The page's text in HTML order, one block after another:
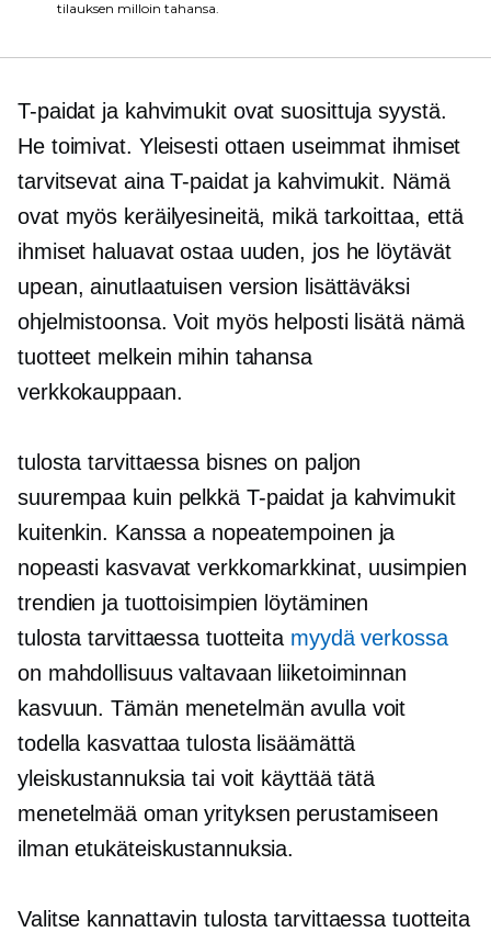
tilauksen milloin tahansa.
T-paidat ja kahvimukit ovat suosittuja syystä.
He toimivat. Yleisesti ottaen useimmat ihmiset
tarvitsevat ainaT-paidatja kahvimukit. Nämä
ovat myös keräilyesineitä, mikä tarkoittaa, että
ihmiset haluavat ostaa uuden, jos he löytävät
upean, ainutlaatuisen version lisättäväksi
ohjelmistoonsa. Voit myös helposti lisätä nämä
tuotteet melkein mihin tahansa
verkkokauppaan.
tulosta tarvittaessa bisnes on paljon
suurempaa kuin pelkkä T-paidat ja kahvimukit
kuitenkin. Kanssa a nopeatempoinen ja
nopeasti kasvavat verkkomarkkinat, uusimpien
trendien ja tuottoisimpien löytäminen
tulosta tarvittaessa tuotteita myydä verkossa
on mahdollisuus valtavaan liiketoiminnan
kasvuun. Tämän menetelmän avulla voit
todella kasvattaa tulosta lisäämättä
yleiskustannuksia tai voit käyttää tätä
menetelmää oman yrityksen perustamiseen
ilman etukäteiskustannuksia.
Valitse kannattavin tulosta tarvittaessa tuotteita